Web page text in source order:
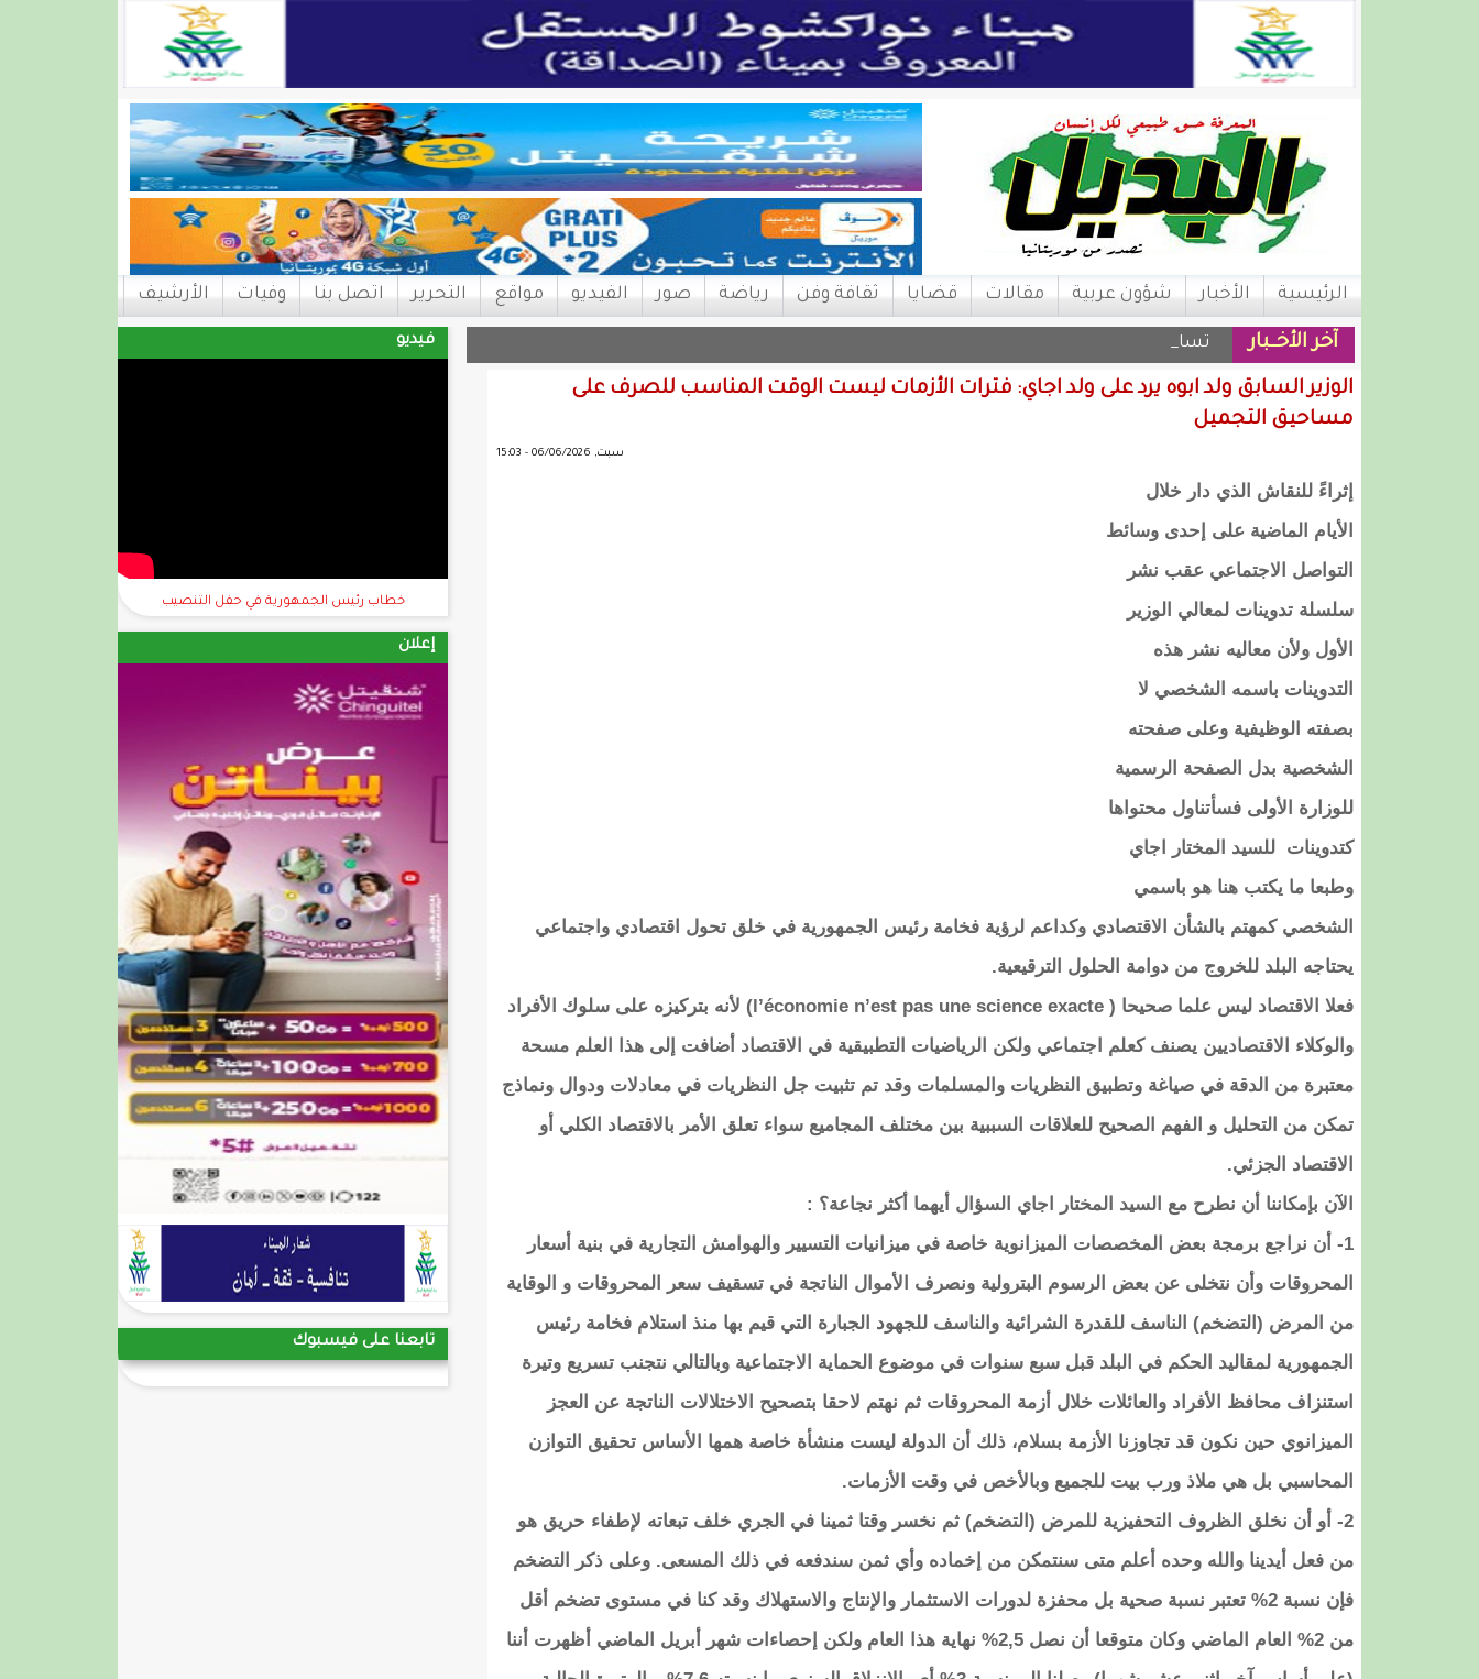
الرئيسية الأخبار شؤون عربية مقالات قضايا ثقافة وفن رياضة صور الفيديو مواقع التحرير اتصل بنا وفيات الأرشيف
فيديو
خطاب رئيس الجمهورية في حفل التنصيب
إعلان
تابعنا على فيسبوك
آخر الأخــبار تساقطات مطرية عل |
الوزير السابق ولد ابوه يرد على ولد اجاي: فترات الأزمات ليست الوقت المناسب للصرف على
مساحيق التجميل
سبت, 06/06/2026 - 15:03
إثراءً للنقاش الذي دار خلال
الأيام الماضية على إحدى وسائط
التواصل الاجتماعي عقب نشر
سلسلة تدوينات لمعالي الوزير
الأول ولأن معاليه نشر هذه
التدوينات باسمه الشخصي لا
بصفته الوظيفية وعلى صفحته
الشخصية بدل الصفحة الرسمية
للوزارة الأولى فسأتناول محتواها
كتدوينات للسيد المختار اجاي
وطبعا ما يكتب هنا هو باسمي
الشخصي كمهتم بالشأن الاقتصادي وكداعم لرؤية فخامة رئيس الجمهورية في خلق تحول اقتصادي واجتماعي
يحتاجه البلد للخروج من دوامة الحلول الترقيعية.
فعلا الاقتصاد ليس علما صحيحا ( l’économie n’est pas une science exacte) لأنه بتركيزه على سلوك الأفراد
والوكلاء الاقتصاديين يصنف كعلم اجتماعي ولكن الرياضيات التطبيقية في الاقتصاد أضافت إلى هذا العلم مسحة
معتبرة من الدقة في صياغة وتطبيق النظريات والمسلمات وقد تم تثبيت جل النظريات في معادلات ودوال ونماذج
تمكن من التحليل و الفهم الصحيح للعلاقات السببية بين مختلف المجاميع سواء تعلق الأمر بالاقتصاد الكلي أو
الاقتصاد الجزئي.
الآن بإمكاننا أن نطرح مع السيد المختار اجاي السؤال أيهما أكثر نجاعة؟ :
1- أن نراجع برمجة بعض المخصصات الميزانوية خاصة في ميزانيات التسيير والهوامش التجارية في بنية أسعار
المحروقات وأن نتخلى عن بعض الرسوم البترولية ونصرف الأموال الناتجة في تسقيف سعر المحروقات و الوقاية
من المرض (التضخم) الناسف للقدرة الشرائية والناسف للجهود الجبارة التي قيم بها منذ استلام فخامة رئيس
الجمهورية لمقاليد الحكم في البلد قبل سبع سنوات في موضوع الحماية الاجتماعية وبالتالي نتجنب تسريع وتيرة
استنزاف محافظ الأفراد والعائلات خلال أزمة المحروقات ثم نهتم لاحقا بتصحيح الاختلالات الناتجة عن العجز
الميزانوي حين نكون قد تجاوزنا الأزمة بسلام، ذلك أن الدولة ليست منشأة خاصة همها الأساس تحقيق التوازن
المحاسبي بل هي ملاذ ورب بيت للجميع وبالأخص في وقت الأزمات.
2- أو أن نخلق الظروف التحفيزية للمرض (التضخم) ثم نخسر وقتا ثمينا في الجري خلف تبعاته لإطفاء حريق هو
من فعل أيدينا والله وحده أعلم متى سنتمكن من إخماده وأي ثمن سندفعه في ذلك المسعى. وعلى ذكر التضخم
فإن نسبة 2% تعتبر نسبة صحية بل محفزة لدورات الاستثمار والإنتاج والاستهلاك وقد كنا في مستوى تضخم أقل
من 2% العام الماضي وكان متوقعا أن نصل 2,5% نهاية هذا العام ولكن إحصاءات شهر أبريل الماضي أظهرت أننا